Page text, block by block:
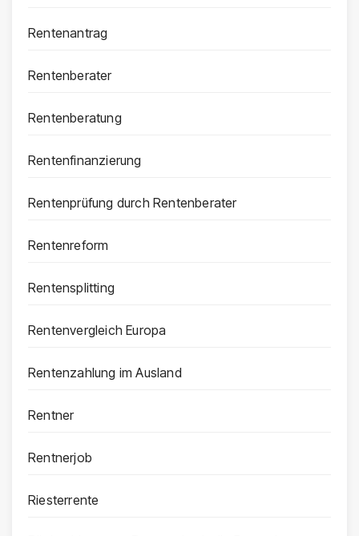
Rentenantrag
Rentenberater
Rentenberatung
Rentenfinanzierung
Rentenprüfung durch Rentenberater
Rentenreform
Rentensplitting
Rentenvergleich Europa
Rentenzahlung im Ausland
Rentner
Rentnerjob
Riesterrente